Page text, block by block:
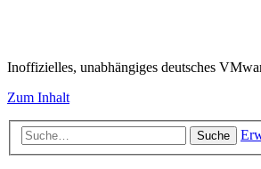
Inoffizielles, unabhängiges deutsches
Zum Inhalt
Suche